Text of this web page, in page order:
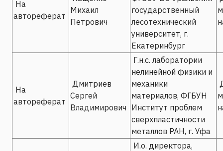
На
автореферат
Михаил
Петрович
государственный
лесотехнический
университет, г.
Екатеринбург
На
автореферат
Дмитриев
Сергей
Владимирович
Г.н.с. лаборатории
нелинейной физики и
механики
материалов, ФГБУН
Институт проблем
сверхпластичности
металлов РАН, г. Уфа
И.о. директора,